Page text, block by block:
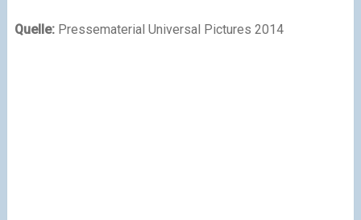
Quelle: Pressematerial Universal Pictures 2014